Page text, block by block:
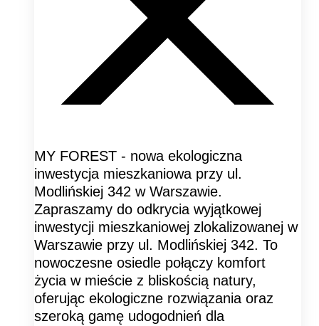
MY FOREST - nowa ekologiczna
inwestycja mieszkaniowa przy ul.
Modlińskiej 342 w Warszawie.
Zapraszamy do odkrycia wyjątkowej
inwestycji mieszkaniowej zlokalizowanej w
Warszawie przy ul. Modlińskiej 342. To
nowoczesne osiedle połączy komfort
życia w mieście z bliskością natury,
oferując ekologiczne rozwiązania oraz
szeroką gamę udogodnień dla